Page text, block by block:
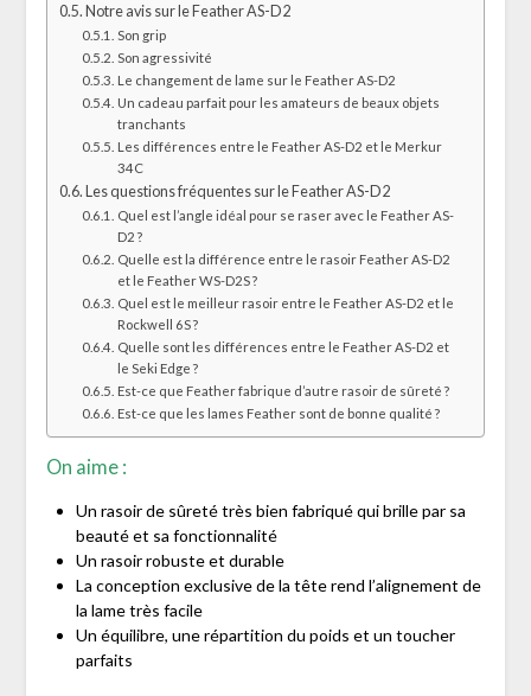
Notre avis sur le Feather AS-D2
Son grip
Son agressivité
Le changement de lame sur le Feather AS-D2
Un cadeau parfait pour les amateurs de beaux objets
tranchants
Les différences entre le Feather AS-D2 et le Merkur
34C
Les questions fréquentes sur le Feather AS-D2
Quel est l’angle idéal pour se raser avec le Feather AS-
D2 ?
Quelle est la différence entre le rasoir Feather AS-D2
et le Feather WS-D2S ?
Quel est le meilleur rasoir entre le Feather AS-D2 et le
Rockwell 6S ?
Quelle sont les différences entre le Feather AS-D2 et
le Seki Edge ?
Est-ce que Feather fabrique d’autre rasoir de sûreté ?
Est-ce que les lames Feather sont de bonne qualité ?
On aime :
Un rasoir de sûreté très bien fabriqué qui brille par sa
beauté et sa fonctionnalité
Un rasoir robuste et durable
La conception exclusive de la tête rend l’alignement de
la lame très facile
Un équilibre, une répartition du poids et un toucher
parfaits